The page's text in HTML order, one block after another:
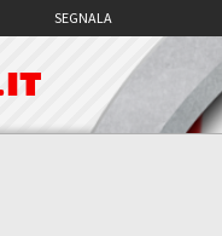
SEGNALA